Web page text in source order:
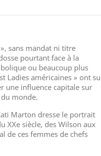
sans mandat ni titre
pourtant face à la
ou beaucoup plus
Ladies américaines » ont su
une influence capitale sur
monde.
Marton dresse le portrait
XXe siècle, des Wilson aux
de ces femmes de chefs